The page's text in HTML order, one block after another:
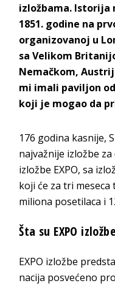
izložbama. Istorija
1851. godine na
organizovanoj u
sa Velikom
Nemačkom,
mi imali paviljon
koji je mogao da
176 godina kasnije,
najvažnije izložbe
izložbe EXPO, sa
koji će za tri
miliona posetilaca i
Šta su EXPO
EXPO izložbe
nacija posvećeno